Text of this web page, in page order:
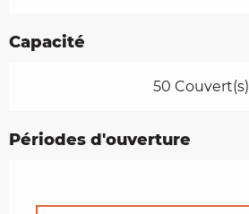
Capacité
50 Couvert(s)
Périodes d'ouverture